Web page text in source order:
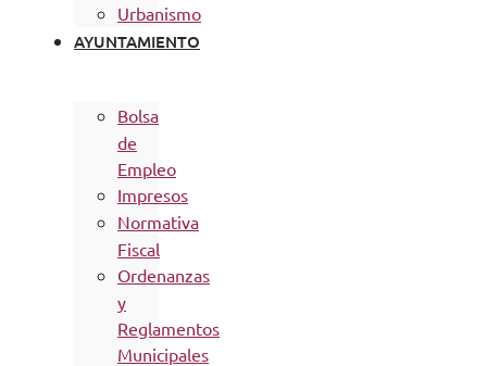
Urbanismo
AYUNTAMIENTO
Bolsa
de
Empleo
Impresos
Normativa
Fiscal
Ordenanzas
y
Reglamentos
Municipales